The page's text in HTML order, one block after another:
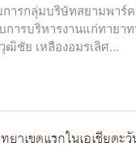
ารกลุ่มบริษัทสยามพาร์ค
ารบริหารงานแก่ทายา
ชัย เหลืองอมรเลิศ...
าเขตแรกในเอเชียตะ